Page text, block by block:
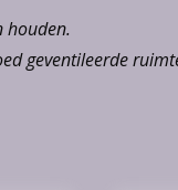
houden.
geventileerde